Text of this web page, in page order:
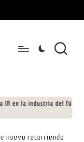
en la industria del fútbol
nuevo recorriendo